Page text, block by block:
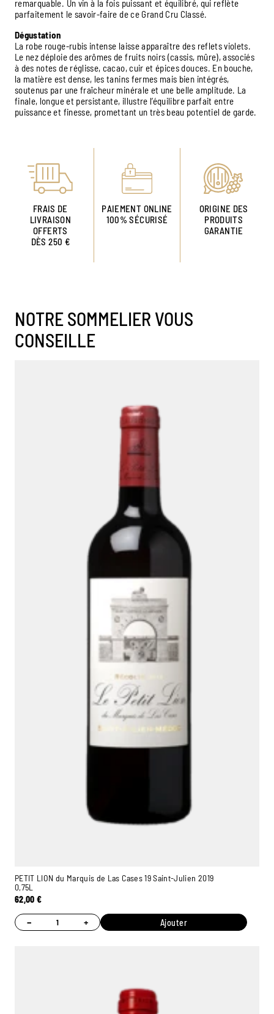
remarquable. Un vin à la fois puissant et équilibré, qui reflète
parfaitement le savoir-faire de ce Grand Cru Classé.
Dégustation
La robe rouge-rubis intense laisse apparaître des reflets violets.
Le nez déploie des arômes de fruits noirs (cassis, mûre), associés
à des notes de réglisse, cacao, cuir et épices douces. En bouche,
la matière est dense, les tanins fermes mais bien intégrés,
soutenus par une fraîcheur minérale et une belle amplitude. La
finale, longue et persistante, illustre l’équilibre parfait entre
puissance et finesse, promettant un très beau potentiel de garde.
FRAIS DE
LIVRAISON
OFFERTS
DÈS 250 €
PAIEMENT ONLINE
100% SÉCURISÉ
ORIGINE DES
PRODUITS
GARANTIE
NOTRE SOMMELIER VOUS
CONSEILLE
PETIT LION du Marquis de Las Cases 19 Saint-Julien 2019
0,75L
62,00€
− + Ajouter